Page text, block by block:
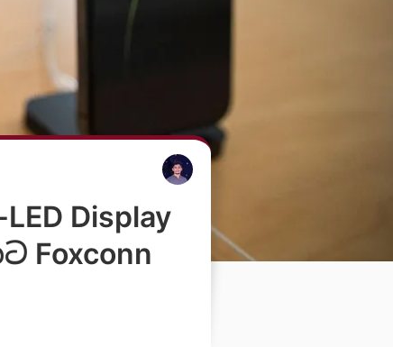
Display